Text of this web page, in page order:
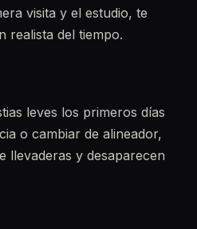
visita y el estudio, te
realista del tiempo.
leves los primeros días
o cambiar de alineador,
llevaderas y desaparecen